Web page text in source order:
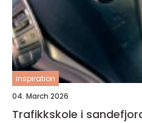
inspiration
04. March 2026
Trafikkskole i